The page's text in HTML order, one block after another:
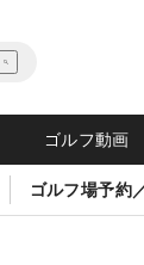
ゴルフ動画
ゴルフ場予約